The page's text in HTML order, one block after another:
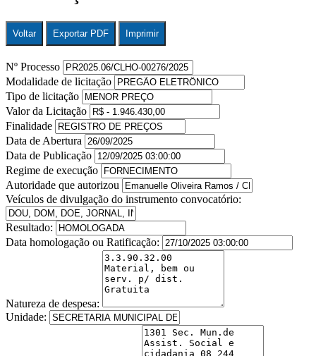
Voltar Exportar PDF Imprimir
Nº Processo
Modalidade de licitação
Tipo de licitação
Valor da Licitação
Finalidade
Data de Abertura
Data de Publicação
Regime de execução
Autoridade que autorizou
Veículos de divulgação do instrumento convocatório:
Resultado:
Data homologação ou Ratificação:
Natureza de despesa:
Unidade: